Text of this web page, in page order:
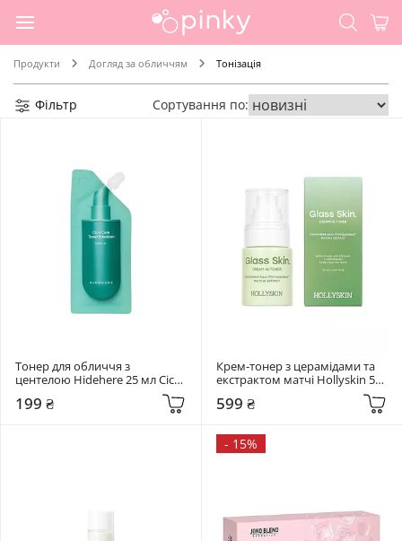
Продукти Догляд за обличчям Тонізація
Фільтр Сортування по:
Тонер для обличчя з
центелою Hidehere 25 мл Cica
199 ₴
Крем-тонер з церамідами та
екстрактом матчі Hollyskin 50
599 ₴
- 15%